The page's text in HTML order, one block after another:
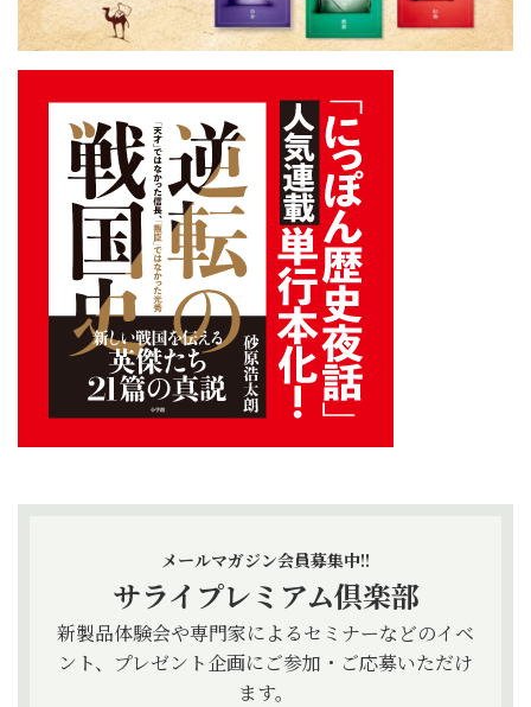
メールマガジン会員募集中!!
サライプレミアム倶楽部
新製品体験会や専門家によるセミナーなどのイベ
ント、プレゼント企画にご参加・ご応募いただけ
ます。